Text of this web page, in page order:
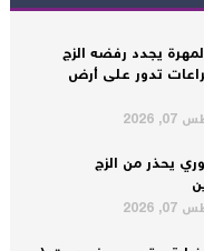
يجدد رفضه الزج
تدور على أرض
من الزج